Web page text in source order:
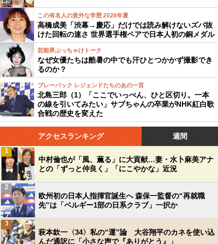
この有名人の意外な学歴 2026年夏
高橋成美「渋幕→慶応」だけでは読み解けないズバ抜
けた回転の速さ 世界選手権ペアで日本人初の銅メダル
芸能界ぶっちゃけトーク
なぜ女優たちは酷暑の中でも汗ひとつかかず撮影でき
るのか？
プレーバック レジェンドたちのあの一言
北島三郎（1）「ここでいっぺん、ひと区切り。一本
の線を引いてみたい」サブちゃんの卒業がNHK紅白歌
合戦の歴史を変えた
アクセスランキング 週間
中村倫也が「風、薫る」に大貢献…妻・水卜麻美アナ
との「ずっと仲良く」「にこやかな」近況
1
欧州初の日本人指揮官誕生へ 森保一監督の“再就職
先”は「ベルギー1部の日系クラブ」一択か
2
萩本欽一〈34〉私の“運”論 大谷翔平のカネを使い込
んだ通訳に「小さな声で『ありがとう』」
3